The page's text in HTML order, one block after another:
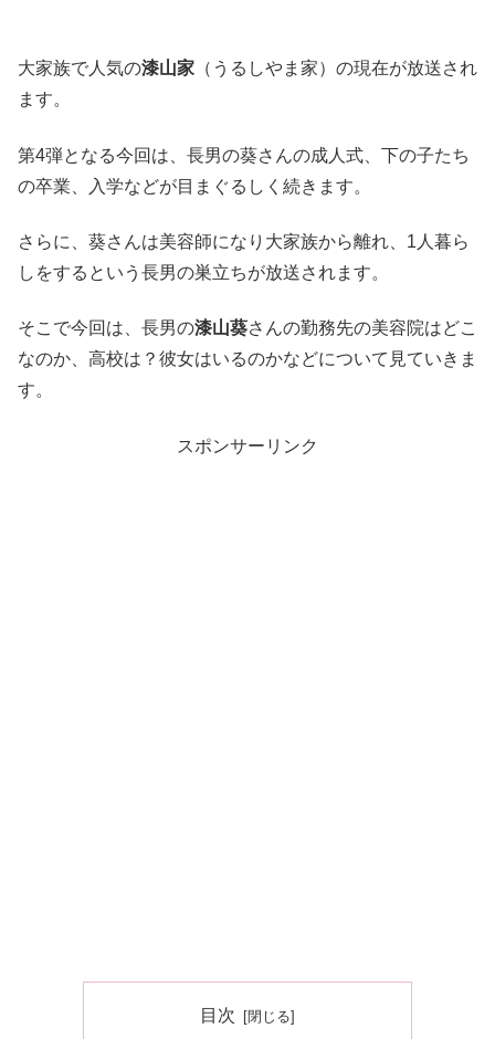
大家族で人気の漆山家 （うるしやま家）の現在が放送され
ます。
第4弾となる今回は、長男の葵さんの成人式、下の子たち
の卒業、入学などが目まぐるしく続きます。
さらに、葵さんは美容師になり大家族から離れ、1人暮ら
しをするという長男の巣立ちが放送されます。
そこで今回は、長男の漆山葵さんの勤務先の美容院はどこ
なのか、高校は？彼女はいるのかなどについて見ていきま
す。
スポンサーリンク
目次